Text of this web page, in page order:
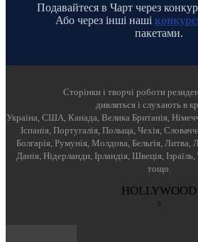
Подавайтеся в Чарт через
Або через інші наші
пакетами.
Cторінки і творчі роботи
дивляться і слухають в
Україна, США, Канада, Велика Британія,
Іспанія, Португалія, Польща, Чехія,
Болгарія, Румунія, Молдова, Бельгія, Литва,
Данія, Нідерланди, Ірландія, Швеція,
тощо.
HOLLYWOOD